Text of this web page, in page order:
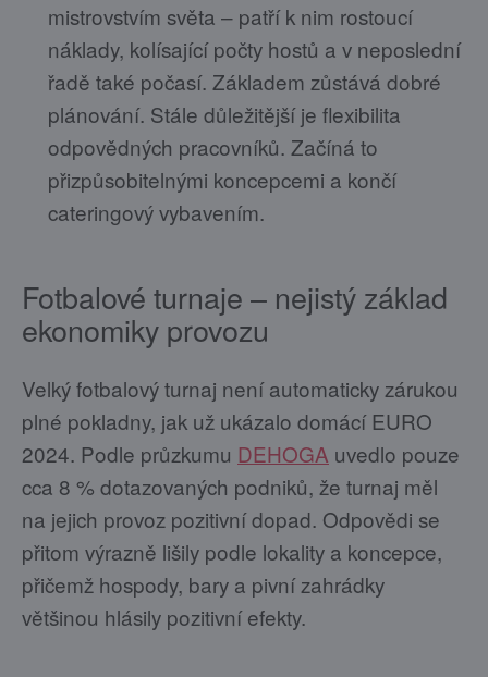
mistrovstvím světa – patří k nim rostoucí
náklady, kolísající počty hostů a v neposlední
řadě také počasí. Základem zůstává dobré
plánování. Stále důležitější je flexibilita
odpovědných pracovníků. Začíná to
přizpůsobitelnými koncepcemi a končí
cateringový vybavením.
Fotbalové turnaje – nejistý základ
ekonomiky provozu
Velký fotbalový turnaj není automaticky zárukou
plné pokladny, jak už ukázalo domácí EURO
2024. Podle průzkumu DEHOGA uvedlo pouze
cca 8 % dotazovaných podniků, že turnaj měl
na jejich provoz pozitivní dopad. Odpovědi se
přitom výrazně lišily podle lokality a koncepce,
přičemž hospody, bary a pivní zahrádky
většinou hlásily pozitivní efekty.